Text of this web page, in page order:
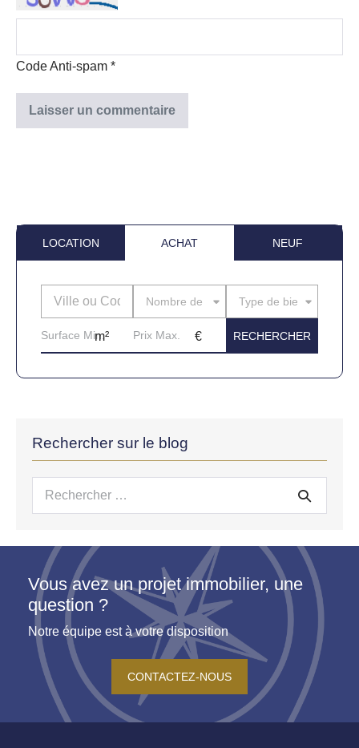
Code Anti-spam *
LOCATION ACHAT NEUF
Nombre de piècesType de bien
Rechercher sur le blog
Recherche
Vous avez un projet immobilier, une
question ?
Notre équipe est à votre disposition
CONTACTEZ-NOUS